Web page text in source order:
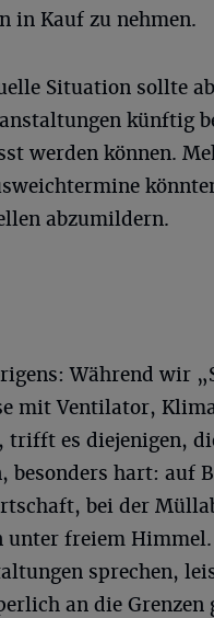
in Kauf zu nehmen.
Situation sollte
künftig
werden können.
abzumildern.
Während wir
mit Ventilator,
trifft es diejenigen,
besonders hart: auf
bei der
unter freiem
sprechen,
an die Grenzen